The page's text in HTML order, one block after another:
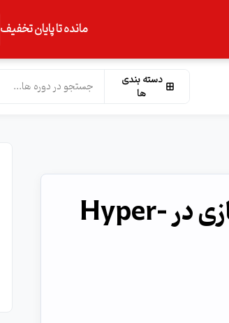
مانده تا پایان تخفیف
دسته بندی
ها
شناساندن قفل سخت افزاری به ماشین مجازی در Hyper-